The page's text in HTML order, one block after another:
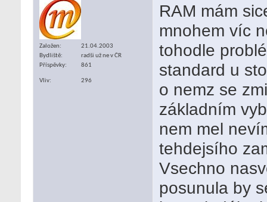
Založen
21.04.2003
Bydliště
radši už ne v ČR
Příspěvky
861
Vliv 296
RAM mám
mnohem víc
tohodle
standard u
o nemz se
základním
nem mel
tehdejsího
Vsechno
posunula by